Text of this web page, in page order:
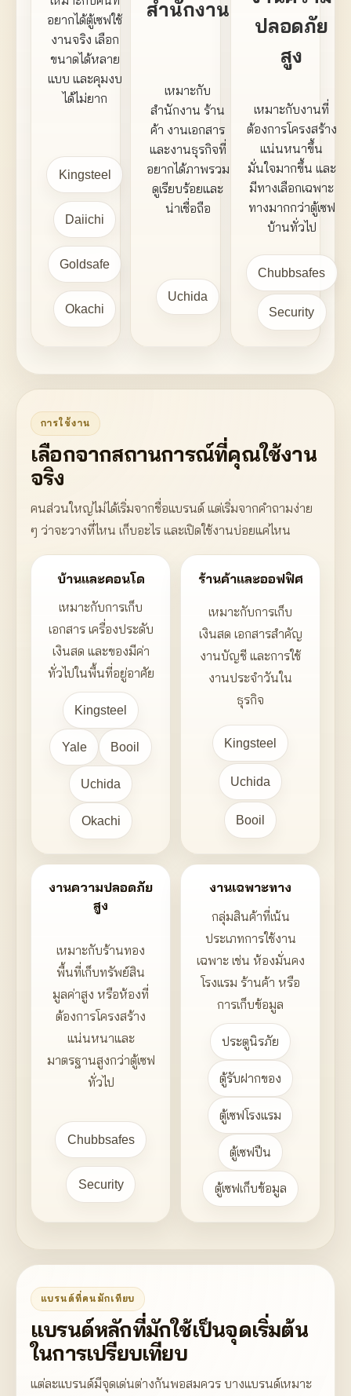
อยากได้ตู้เซฟใช้
งานจริง เลือก
ขนาดได้หลาย
แบบ และคุมงบ
ได้ไม่ยาก
Kingsteel
Daiichi
Goldsafe
Okachi
สำนักงาน
เหมาะกับ
สำนักงาน ร้าน
ค้า งานเอกสาร
และงานธุรกิจที่
อยากได้ภาพรวม
ดูเรียบร้อยและ
น่าเชื่อถือ
Uchida
ปลอดภัย
สูง
เหมาะกับงานที่
ต้องการโครงสร้าง
แน่นหนาขึ้น
มั่นใจมากขึ้น และ
มีทางเลือกเฉพาะ
ทางมากกว่าตู้เซฟ
บ้านทั่วไป
Chubbsafes
Security
การใช้งาน
เลือกจากสถานการณ์ที่คุณใช้งาน
จริง
คนส่วนใหญ่ไม่ได้เริ่มจากชื่อแบรนด์ แต่เริ่มจากคำถามง่าย
ๆ ว่าจะวางที่ไหน เก็บอะไร และเปิดใช้งานบ่อยแค่ไหน
บ้านและคอนโด
เหมาะกับการเก็บ
เอกสาร เครื่องประดับ
เงินสด และของมีค่า
ทั่วไปในพื้นที่อยู่อาศัย
Kingsteel
Yale Booil
Uchida
Okachi
ร้านค้าและออฟฟิศ
เหมาะกับการเก็บ
เงินสด เอกสารสำคัญ
งานบัญชี และการใช้
งานประจำวันใน
ธุรกิจ
Kingsteel
Uchida
Booil
งานความปลอดภัย
สูง
เหมาะกับร้านทอง
พื้นที่เก็บทรัพย์สิน
มูลค่าสูง หรือห้องที่
ต้องการโครงสร้าง
แน่นหนาและ
มาตรฐานสูงกว่าตู้เซฟ
ทั่วไป
Chubbsafes
Security
งานเฉพาะทาง
กลุ่มสินค้าที่เน้น
ประเภทการใช้งาน
เฉพาะ เช่น ห้องมั่นคง
โรงแรม ร้านค้า หรือ
การเก็บข้อมูล
ประตูนิรภัย
ตู้รับฝากของ
ตู้เซฟโรงแรม
ตู้เซฟปืน
ตู้เซฟเก็บข้อมูล
แบรนด์ที่คนมักเทียบ
แบรนด์หลักที่มักใช้เป็นจุดเริ่มต้น
ในการเปรียบเทียบ
แต่ละแบรนด์มีจุดเด่นต่างกันพอสมควร บางแบรนด์เหมาะ